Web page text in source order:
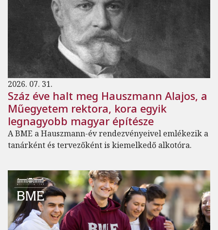
2026. 07. 31.
Száz éve halt meg Hauszmann Alajos, a
Műegyetem rektora, kora egyik
legnagyobb magyar építésze
A BME a Hauszmann-év rendezvényeivel emlékezik a
tanárként és tervezőként is kiemelkedő alkotóra.